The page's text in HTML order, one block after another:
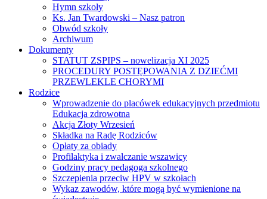
Hymn szkoły
Ks. Jan Twardowski – Nasz patron
Obwód szkoły
Archiwum
Dokumenty
STATUT ZSPIPS – nowelizacja XI 2025
PROCEDURY POSTĘPOWANIA Z DZIEĆMI
PRZEWLEKLE CHORYMI
Rodzice
Wprowadzenie do placówek edukacyjnych przedmiotu
Edukacja zdrowotna
Akcja Złoty Wrzesień
Składka na Radę Rodziców
Opłaty za obiady
Profilaktyka i zwalczanie wszawicy
Godziny pracy pedagoga szkolnego
Szczepienia przeciw HPV w szkołach
Wykaz zawodów, które mogą być wymienione na